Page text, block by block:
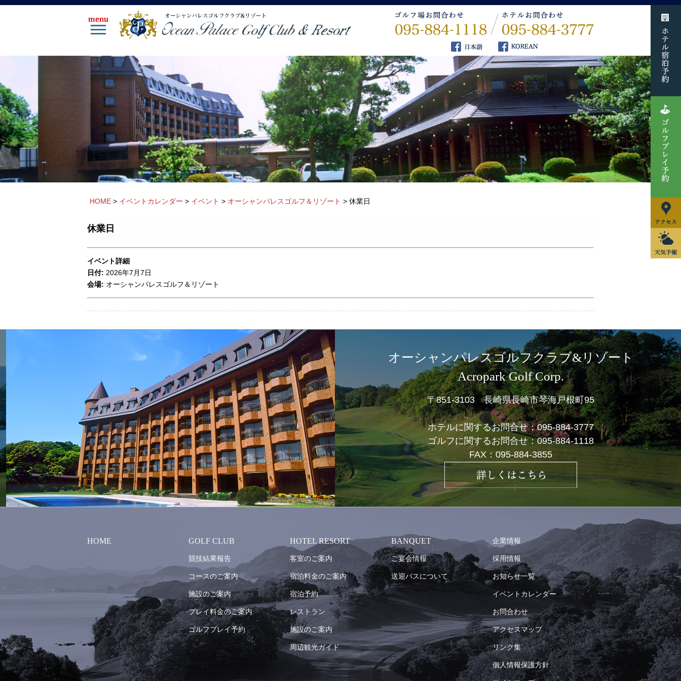
HOME > イベントカレンダー > イベント > オーシャンパレスゴルフ＆リゾート > 休業日
休業日
イベント詳細
日付: 2026年7月7日
会場: オーシャンパレスゴルフ＆リゾート
オーシャンパレスゴルフクラブ&リゾート
Acropark Golf Corp.
〒851-3103 長崎県長崎市琴海戸根町95
ホテルに関するお問合せ：095-884-3777
ゴルフに関するお問合せ：095-884-1118
FAX：095-884-3855
HOME GOLF CLUB
競技結果報告
コースのご案内
施設のご案内
プレイ料金のご案内
ゴルフプレイ予約
HOTEL RESORT
客室のご案内
宿泊料金のご案内
宿泊予約
レストラン
施設のご案内
周辺観光ガイド
BANQUET
ご宴会情報
送迎バスについて
企業情報
採用情報
お知らせ一覧
イベントカレンダー
お問合わせ
アクセスマップ
リンク集
個人情報保護方針